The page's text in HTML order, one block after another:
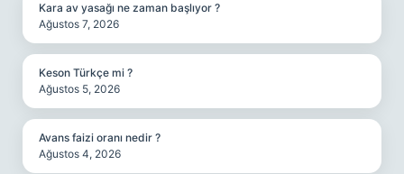
Kara av yasağı ne zaman başlıyor ?
Ağustos 7, 2026
Keson Türkçe mi ?
Ağustos 5, 2026
Avans faizi oranı nedir ?
Ağustos 4, 2026